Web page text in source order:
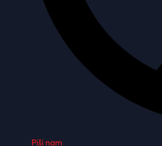
Piši nam